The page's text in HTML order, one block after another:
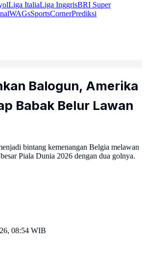
Liga ItaliaLiga InggrisBRI Super
WAGsSportsCornerPrediksi
Balogun, Amerika
Babak Belur Lawan
bintang kemenangan Belgia melawan
Piala Dunia 2026 dengan dua golnya.
08:54 WIB